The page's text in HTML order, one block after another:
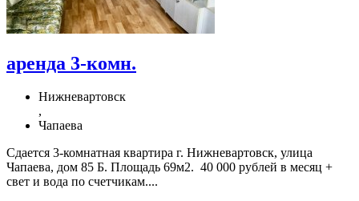
аренда 3-комн.
Нижневартовск
,
Чапаева
Сдается 3-комнатная квартира г. Нижневартовск, улица
Чапаева, дом 85 Б. Площадь 69м2. 40 000 рублей в месяц +
свет и вода по счетчикам....